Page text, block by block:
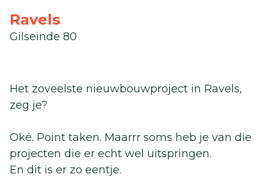
Ravels
Gilseinde 80
Het zoveelste nieuwbouwproject in Ravels,
zeg je?
Oké. Point taken. Maarrr soms heb je van die
projecten die er echt wel uitspringen.
En dit is er zo eentje.